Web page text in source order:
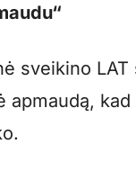
sveikino LAT
apmaudą,